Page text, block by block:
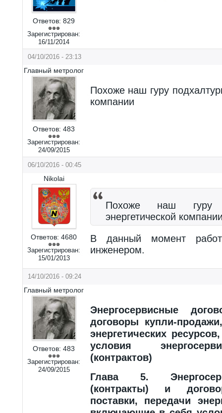
Ответов: 829
Зарегистрирован:
16/11/2014
04/10/2016 - 23:13
Главный метролог
Ответов: 483
Зарегистрирован:
24/09/2015
Похоже наш гуру
компании
06/10/2016 - 00:45
Nikolai
Ответов: 4680
Зарегистрирован:
15/01/2013
Похоже наш гуру
энергетической
В данный момент
инженером.
14/10/2016 - 09:24
Главный метролог
Ответов: 483
Зарегистрирован:
24/09/2015
Энергосервисные
договоры купли-
энергетических
условия
(контрактов)
Глава 5.
(контракты) и
поставки, передачи